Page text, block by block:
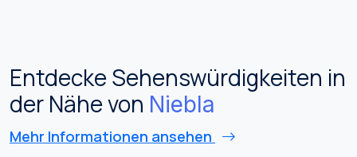
Entdecke Sehenswürdigkeiten in
der Nähe von Niebla
Mehr Informationen ansehen